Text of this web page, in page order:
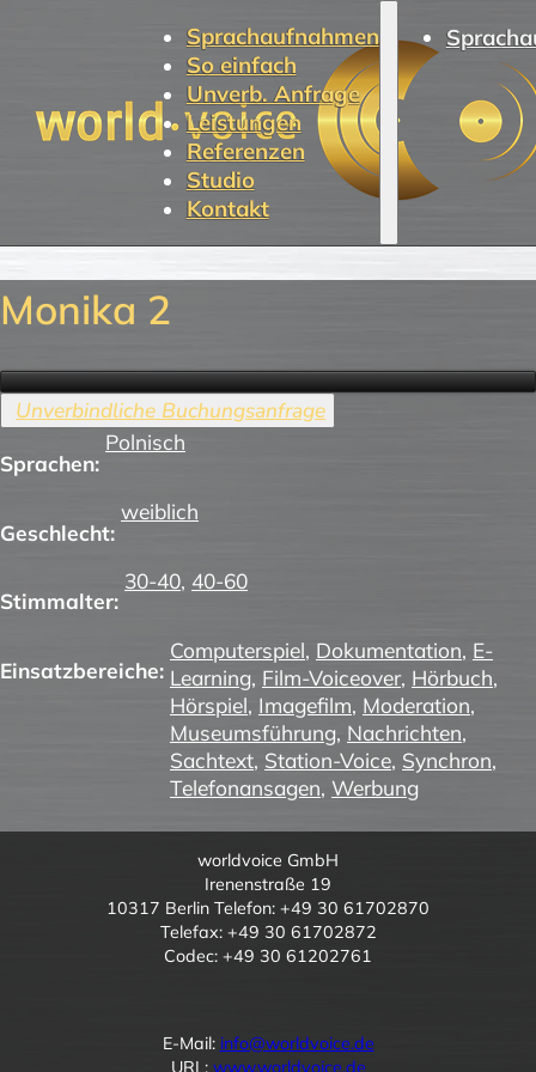
Sprachaufnahmen
So einfach
Unverb. Anfrage
Leistungen
Referenzen
Studio
Kontakt
Monika 2
Sprachen:
Polnisch
Geschlecht:
weiblich
Stimmalter:
30-40, 40-60
Einsatzbereiche:
Computerspiel, Dokumentation, E-
Learning, Film-Voiceover, Hörbuch,
Hörspiel, Imagefilm, Moderation,
Museumsführung, Nachrichten,
Sachtext, Station-Voice, Synchron,
Telefonansagen, Werbung
worldvoice GmbH
Irenenstraße 19
10317 Berlin Telefon: +49 30 61702870
Telefax: +49 30 61702872
Codec: +49 30 61202761
E-Mail: info@worldvoice.de
URL: www.worldvoice.de